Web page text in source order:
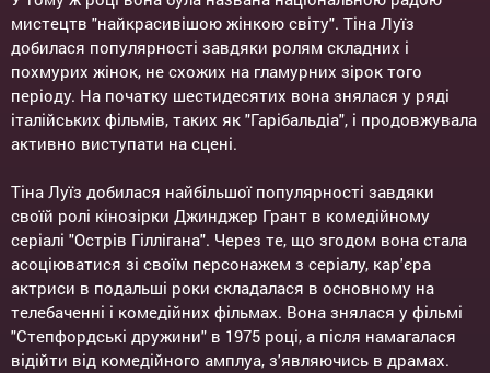
мистецтв "найкрасивішою жінкою світу". Тіна Луїз
добилася популярності завдяки ролям складних і
похмурих жінок, не схожих на гламурних зірок того
періоду. На початку шестидесятих вона знялася у ряді
італійських фільмів, таких як "Гарібальдіа", і продовжувала
активно виступати на сцені.
Тіна Луїз добилася найбільшої популярності завдяки
своїй ролі кінозірки Джинджер Грант в комедійному
серіалі "Острів Гіллігана". Через те, що згодом вона стала
асоціюватися зі своїм персонажем з серіалу, кар'єра
актриси в подальші роки складалася в основному на
телебаченні і комедійних фільмах. Вона знялася у фільмі
"Степфордські дружини" в 1975 році, а після намагалася
відійти від комедійного амплуа, з'являючись в драмах.